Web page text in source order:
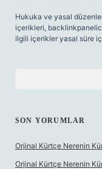
Hukuka ve yasal
içerikleri,
ilgili içerikler yasal süre
SON YORUMLAR
Orjinal Kürtçe Nerenin
Orjinal Kürtçe Nerenin